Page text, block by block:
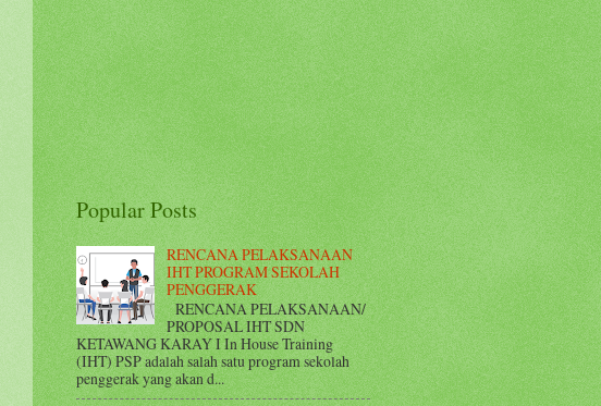
Popular Posts
RENCANA PELAKSANAAN
IHT PROGRAM SEKOLAH
PENGGERAK
RENCANA PELAKSANAAN/
PROPOSAL IHT SDN
KETAWANG KARAY I In House Training
(IHT) PSP adalah salah satu program sekolah
penggerak yang akan d...